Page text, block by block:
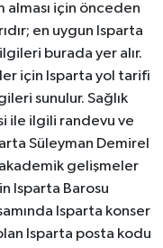
alması için önceden
en uygun Isparta
burada yer alır.
için Isparta yol tarifi
sunulur. Sağlık
ile ilgili randevu ve
Süleyman Demirel
gelişmeler
Isparta Barosu
Isparta konser
Isparta posta kodu